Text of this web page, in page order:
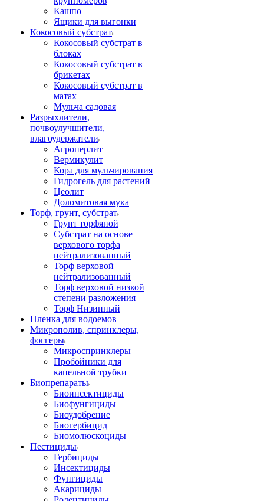
Кашпо
Ящики для выгонки
Кокосовый субстрат
Кокосовый субстрат в
блоках
Кокосовый субстрат в
брикетах
Кокосовый субстрат в
матах
Мульча садовая
Разрыхлители,
почвоулучшители,
влагоудержатели
Агроперлит
Вермикулит
Кора для мульчирования
Гидрогель для растений
Цеолит
Доломитовая мука
Торф, грунт, субстрат
Грунт торфяной
Субстрат на основе
верхового торфа
нейтрализованный
Торф верховой
нейтрализованный
Торф верховой низкой
степени разложения
Торф Низинный
Пленка для водоемов
Микрополив, спринклеры,
фоггеры
Микроспринклеры
Пробойники для
капельной трубки
Биопрепараты
Биоинсектициды
Биофунгициды
Биоудобрение
Биогербицид
Биомолюскоциды
Пестициды
Гербициды
Инсектициды
Фунгициды
Акарициды